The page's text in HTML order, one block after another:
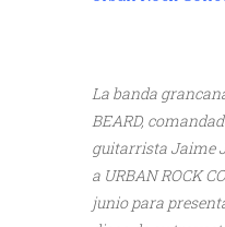
La banda
BEARD,
guitarrista Jaime
a URBAN ROCK
junio para